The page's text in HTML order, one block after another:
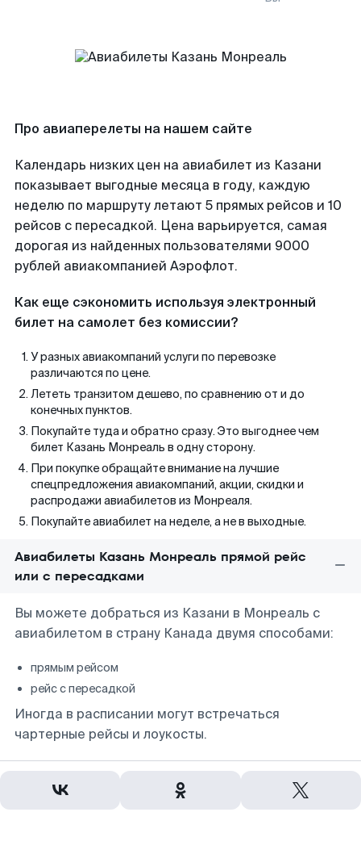
Про авиаперелеты на нашем сайте
Календарь низких цен на авиабилет из Казани
показывает выгодные месяца в году, каждую
неделю по маршруту летают 5 прямых рейсов и 10
рейсов с пересадкой. Цена варьируется, самая
дорогая из найденных пользователями 9000
рублей авиакомпанией Аэрофлот.
Как еще сэкономить используя электронный
билет на самолет без комиссии?
У разных авиакомпаний услуги по перевозке
различаются по цене.
Лететь транзитом дешево, по сравнению от и до
конечных пунктов.
Покупайте туда и обратно сразу. Это выгоднее чем
билет Казань Монреаль в одну сторону.
При покупке обращайте внимание на лучшие
спецпредложения авиакомпаний, акции, скидки и
распродажи авиабилетов из Монреаля.
Покупайте авиабилет на неделе, а не в выходные.
Авиабилеты Казань Монреаль прямой рейс
или с пересадками
Вы можете добраться из Казани в Монреаль с
авиабилетом в страну Канада двумя способами:
прямым рейсом
рейс с пересадкой
Иногда в расписании могут встречаться
чартерные рейсы и лоукосты.